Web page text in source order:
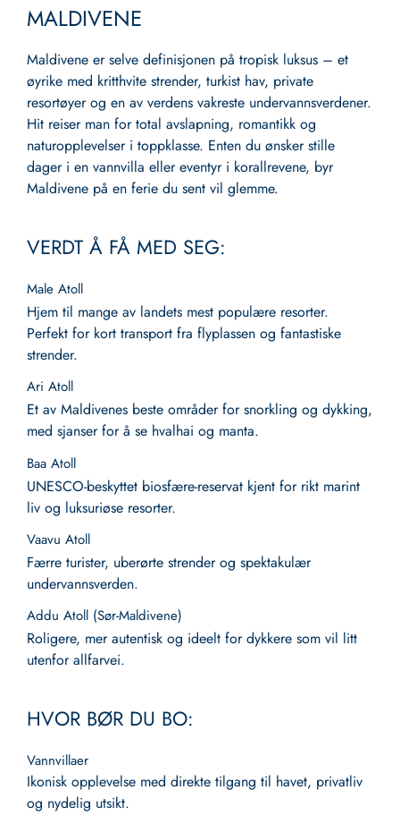
MALDIVENE
Maldivene er selve definisjonen på tropisk luksus – et
øyrike med kritthvite strender, turkist hav, private
resortøyer og en av verdens vakreste undervannsverdener.
Hit reiser man for total avslapning, romantikk og
naturopplevelser i toppklasse. Enten du ønsker stille
dager i en vannvilla eller eventyr i korallrevene, byr
Maldivene på en ferie du sent vil glemme.
VERDT Å FÅ MED SEG:
Male Atoll
Hjem til mange av landets mest populære resorter.
Perfekt for kort transport fra flyplassen og fantastiske
strender.
Ari Atoll
Et av Maldivenes beste områder for snorkling og dykking,
med sjanser for å se hvalhai og manta.
Baa Atoll
UNESCO-beskyttet biosfære-reservat kjent for rikt marint
liv og luksuriøse resorter.
Vaavu Atoll
Færre turister, uberørte strender og spektakulær
undervannsverden.
Addu Atoll (Sør-Maldivene)
Roligere, mer autentisk og ideelt for dykkere som vil litt
utenfor allfarvei.
HVOR BØR DU BO:
Vannvillaer
Ikonisk opplevelse med direkte tilgang til havet, privatliv
og nydelig utsikt.